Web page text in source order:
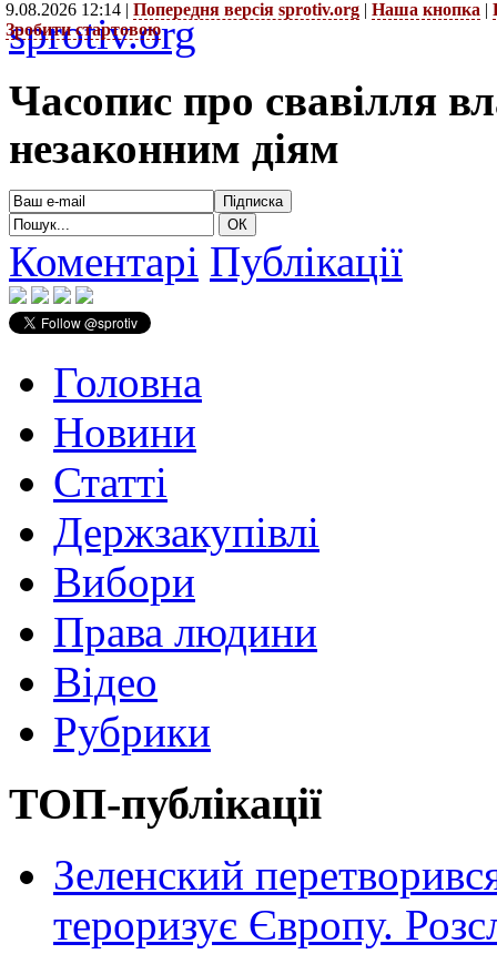
9.08.2026 12:14 | Попередня версія sprotiv.org | Наша кнопка |
Зробити стартовою
sprotiv.org
Часопис про свавілля
незаконним діям
Коментарі Публікації
Головна
Новини
Статті
Держзакупівлі
Вибори
Права людини
Відео
Рубрики
ТОП-публікації
Зеленский
тероризує Європу.